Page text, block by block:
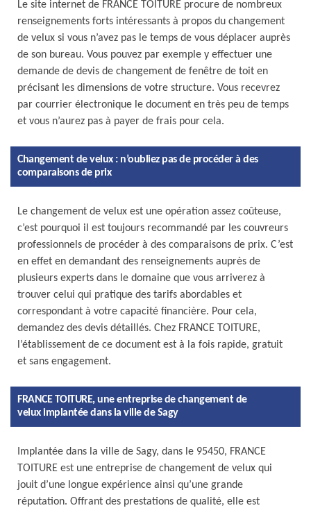
Le site internet de FRANCE TOITURE procure de nombreux
renseignements forts intéressants à propos du changement
de velux si vous n’avez pas le temps de vous déplacer auprès
de son bureau. Vous pouvez par exemple y effectuer une
demande de devis de changement de fenêtre de toit en
précisant les dimensions de votre structure. Vous recevrez
par courrier électronique le document en très peu de temps
et vous n’aurez pas à payer de frais pour cela.
Changement de velux : n’oubliez pas de procéder à des
comparaisons de prix
Le changement de velux est une opération assez coûteuse,
c’est pourquoi il est toujours recommandé par les couvreurs
professionnels de procéder à des comparaisons de prix. C’est
en effet en demandant des renseignements auprès de
plusieurs experts dans le domaine que vous arriverez à
trouver celui qui pratique des tarifs abordables et
correspondant à votre capacité financière. Pour cela,
demandez des devis détaillés. Chez FRANCE TOITURE,
l’établissement de ce document est à la fois rapide, gratuit
et sans engagement.
FRANCE TOITURE, une entreprise de changement de
velux implantée dans la ville de Sagy
Implantée dans la ville de Sagy, dans le 95450, FRANCE
TOITURE est une entreprise de changement de velux qui
jouit d’une longue expérience ainsi qu’une grande
réputation. Offrant des prestations de qualité, elle est